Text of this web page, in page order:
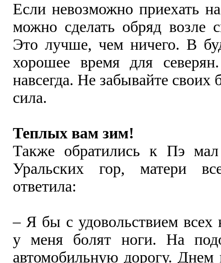
Если невозможно приехать
можно сделать обряд возле
Это лучше, чем ничего. В
хорошее время для
навсегда. Не забывайте своих
сила.
Теплых вам зим!
Также обратились к Пэ
Уральских гор, матери
ответила:
– Я бы с удовольствием всех
у меня болят ноги. На
автомобильную дорогу.